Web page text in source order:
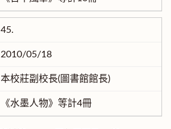
45.
2010/05/18
本校莊副校長(圖書館館長)
《水墨人物》等計4冊